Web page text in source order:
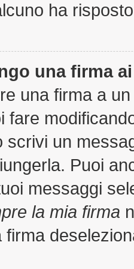
ha
una firma
una firma a
fare
scrivi un
Puoi
messaggi
la mia firma
firma